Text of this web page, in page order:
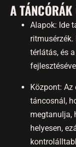
A TÁNCÓRÁK
Alapok: Ide
térlátás, és
Központ:
táncosnál,
megtanulja,
helyesen,